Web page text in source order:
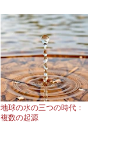
地球の水の三つの時代：
複数の起源